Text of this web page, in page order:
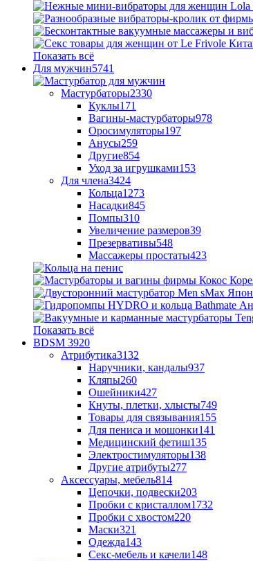
Показать всё
Для мужчин5741
Мастурбаторы2330
Куклы171
Вагины-мастурбаторы978
Оросимуляторы197
Анусы259
Другие854
Уход за игрушками153
Для члена3424
Кольца1273
Насадки845
Помпы310
Увеличение размеров39
Презервативы548
Массажеры простаты423
Показать всё
BDSM 3920
Атрибутика3132
Наручники, кандалы937
Кляпы260
Ошейники427
Кнуты, плетки, хлысты749
Товары для связывания155
Для пениса и мошонки141
Медицинский фетиш135
Электростимуляторы138
Другие атрибуты277
Аксессуары, мебель814
Цепочки, подвески203
Пробки с кристаллом1732
Пробки с хвостом220
Маски321
Одежда143
Секс-мебель и качели148